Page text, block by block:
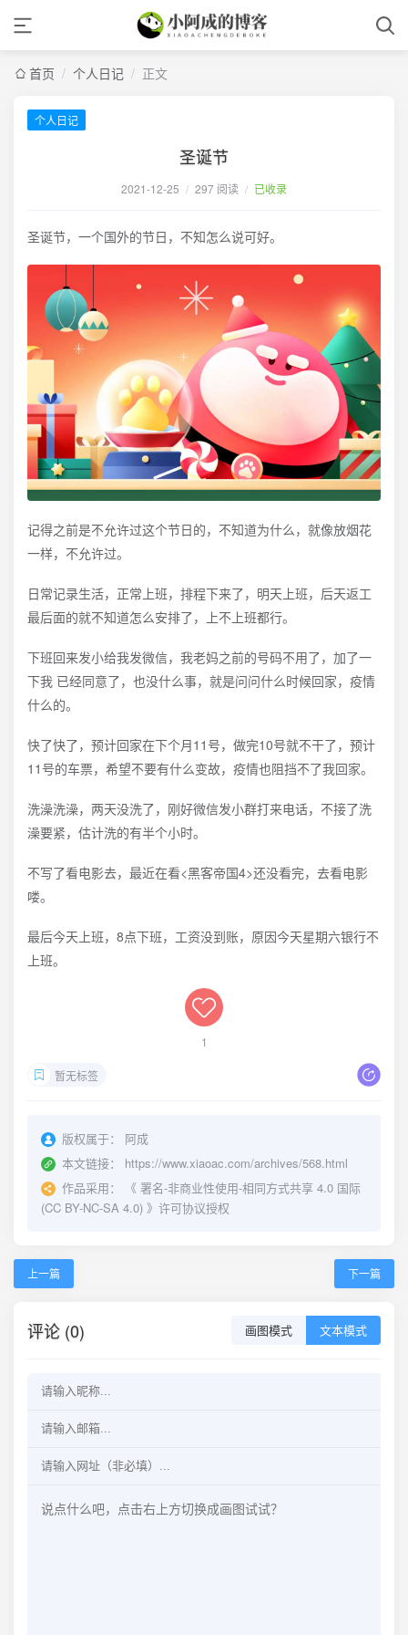
首页 / 个人日记 / 正文
个人日记
圣诞节
2021-12-25 / 297 阅读 / 已收录
圣诞节，一个国外的节日，不知怎么说可好。
记得之前是不允许过这个节日的，不知道为什么，就像放烟花
一样，不允许过。
日常记录生活，正常上班，排程下来了，明天上班，后天返工
最后面的就不知道怎么安排了，上不上班都行。
下班回来发小给我发微信，我老妈之前的号码不用了，加了一
下我 已经同意了，也没什么事，就是问问什么时候回家，疫情
什么的。
快了快了，预计回家在下个月11号，做完10号就不干了，预计
11号的车票，希望不要有什么变故，疫情也阻挡不了我回家。
洗澡洗澡，两天没洗了，刚好微信发小群打来电话，不接了洗
澡要紧，估计洗的有半个小时。
不写了看电影去，最近在看<黑客帝国4>还没看完，去看电影
喽。
最后今天上班，8点下班，工资没到账，原因今天星期六银行不
上班。
1
暂无标签
版权属于：
阿成
本文链接：
https://www.xiaoac.com/archives/568.html
作品采用：
《 署名-非商业性使用-相同方式共享 4.0 国际
(CC BY-NC-SA 4.0) 》许可协议授权
上一篇 下一篇
评论 (0) 画图模式 文本模式